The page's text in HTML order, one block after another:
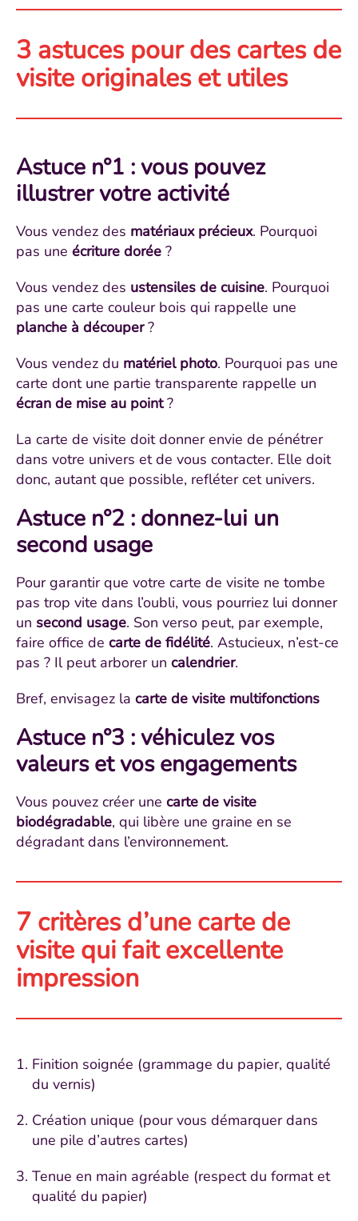
3 astuces pour des cartes de
visite originales et utiles
Astuce n°1 : vous pouvez
illustrer votre activité
Vous vendez des matériaux précieux. Pourquoi
pas une écriture dorée ?
Vous vendez des ustensiles de cuisine. Pourquoi
pas une carte couleur bois qui rappelle une
planche à découper?
Vous vendez du matériel photo. Pourquoi pas une
carte dont une partie transparente rappelle un
écran de mise au point?
La carte de visite doit donner envie de pénétrer
dans votre univers et de vous contacter. Elle doit
donc, autant que possible, refléter cet univers.
Astuce n°2 : donnez-lui un
second usage
Pour garantir que votre carte de visite ne tombe
pas trop vite dans l’oubli, vous pourriez lui donner
un second usage. Son verso peut, par exemple,
faire office de carte de fidélité. Astucieux, n’est-ce
pas ? Il peut arborer un calendrier.
Bref, envisagez la carte de visite multifonctions
Astuce n°3 : véhiculez vos
valeurs et vos engagements
Vous pouvez créer une carte de visite
biodégradable, qui libère une graine en se
dégradant dans l’environnement.
7 critères d’une carte de
visite qui fait excellente
impression
Finition soignée (grammage du papier, qualité
du vernis)
Création unique (pour vous démarquer dans
une pile d’autres cartes)
Tenue en main agréable (respect du format et
qualité du papier)